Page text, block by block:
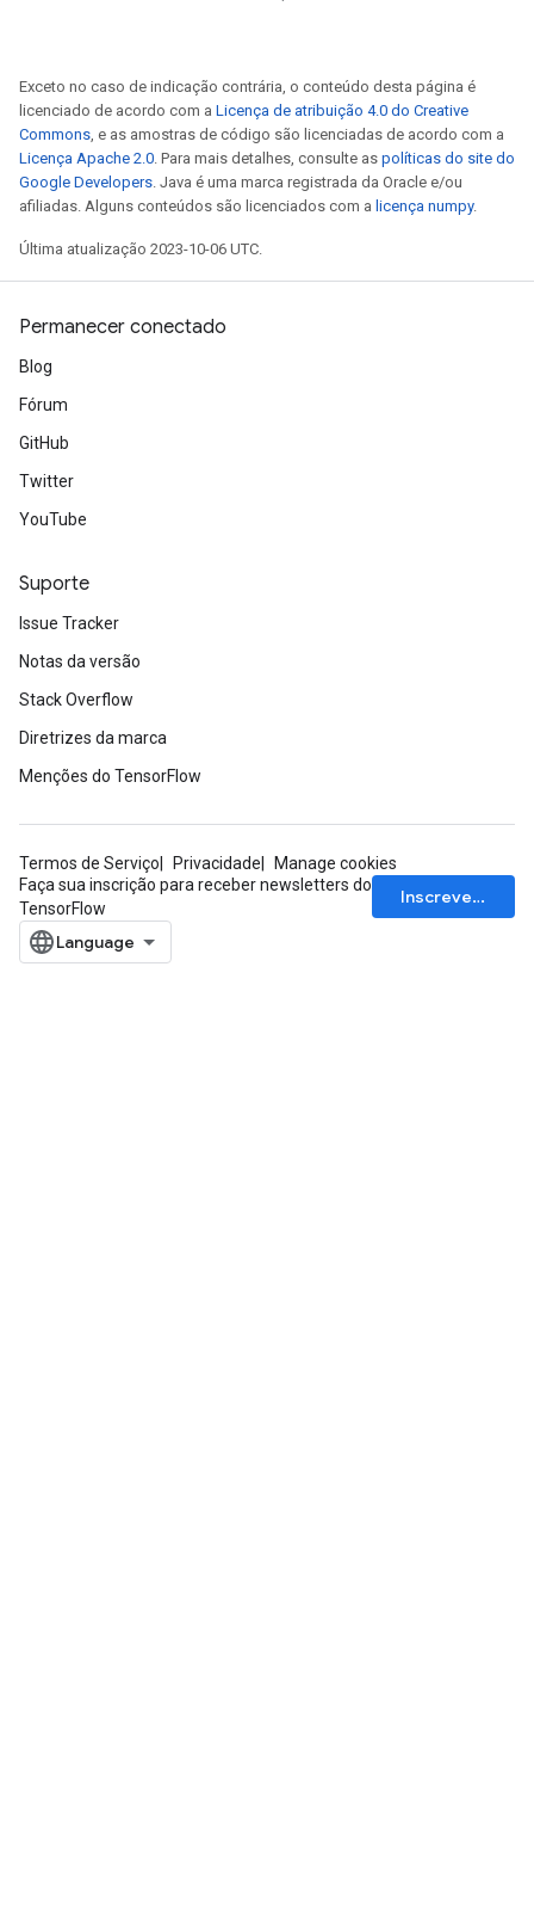
Exceto no caso de indicação contrária, o conteúdo desta página é
licenciado de acordo com a Licença de atribuição 4.0 do Creative
Commons, e as amostras de código são licenciadas de acordo com a
Licença Apache 2.0. Para mais detalhes, consulte as políticas do site do
Google Developers. Java é uma marca registrada da Oracle e/ou
afiliadas. Alguns conteúdos são licenciados com a licença numpy.
Última atualização 2023-10-06 UTC.
Permanecer conectado
Blog
Fórum
GitHub
Twitter
YouTube
Suporte
Issue Tracker
Notas da versão
Stack Overflow
Diretrizes da marca
Menções do TensorFlow
Termos de Serviço Privacidade
Manage cookies
Faça sua inscrição para receber newsletters do
TensorFlow
Inscrever-se